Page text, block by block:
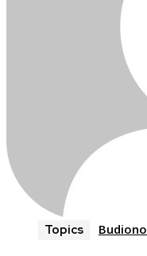
Topics Budiono